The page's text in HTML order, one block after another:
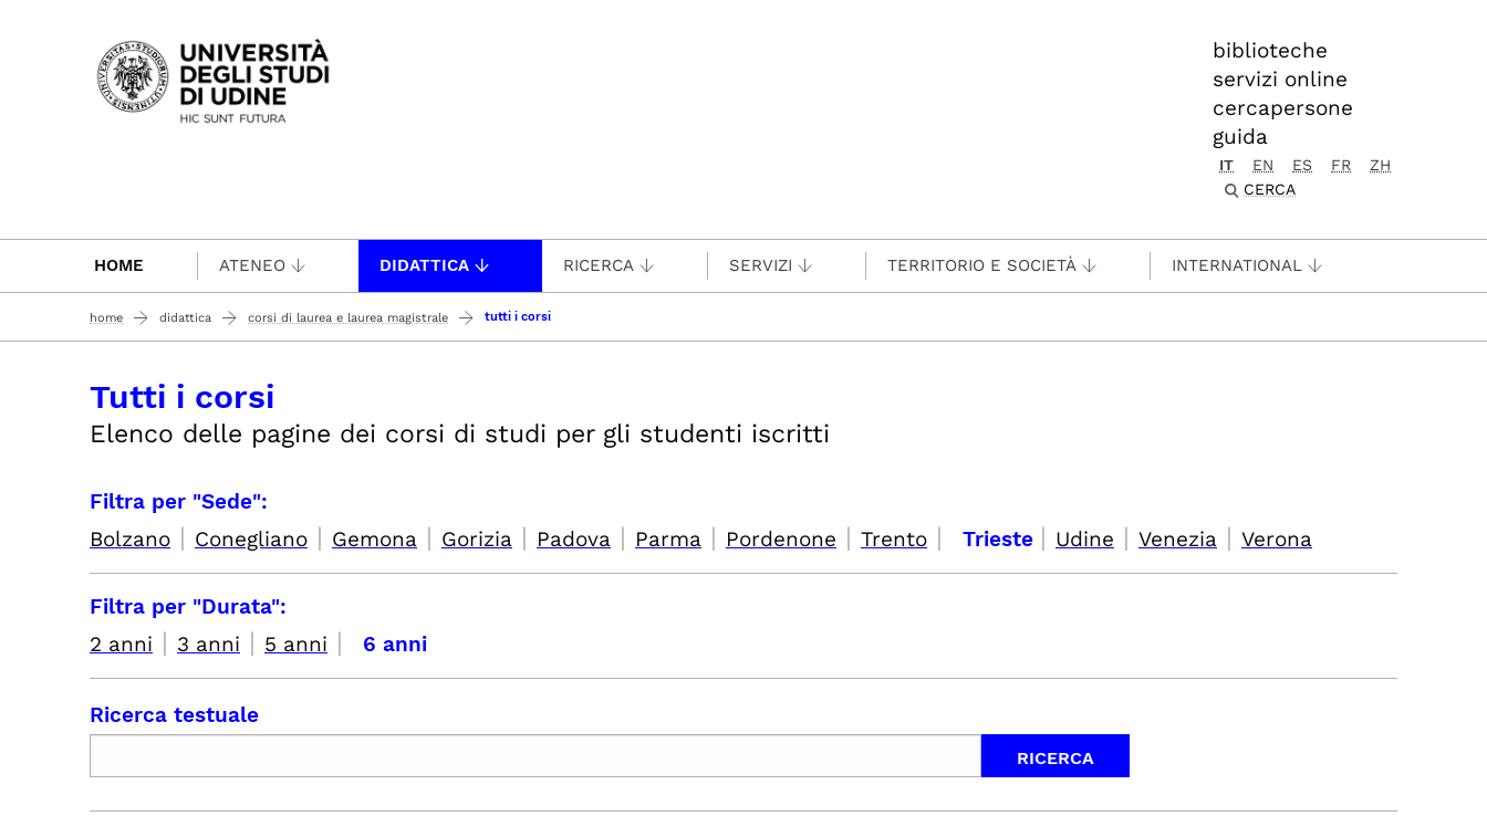
Passa al contenuto principale
biblioteche
servizi online
cercapersone
guida
IT EN ES FR
ZH
CERCA
HOME ATENEO DIDATTICA RICERCA SERVIZI TERRITORIO E SOCIETÀ INTERNATIONAL
home didattica corsi di laurea e laurea magistrale tutti i corsi
Tutti i corsi
Elenco delle pagine dei corsi di studi per gli studenti iscritti
Filtra per "Sede":
Bolzano | Conegliano | Gemona | Gorizia | Padova | Parma | Pordenone | Trento | Trieste | Udine | Venezia | Verona
Filtra per "Durata":
2 anni | 3 anni | 5 anni | 6 anni
Ricerca testuale